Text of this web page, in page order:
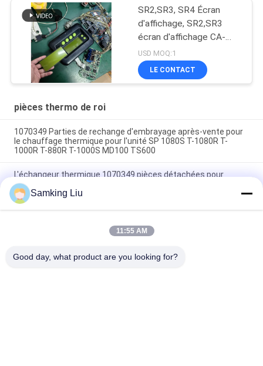
SR2,SR3, SR4 Écran
d'affichage, SR2,SR3
écran d'affichage CA-
8452372 Type
d'affichage vert Écran
LCD pour THERMO KING
USD MOQ:1
LE CONTACT
pièces thermo de roi
1070349 Parties de rechange d'embrayage après-vente pour
le chauffage thermique pour l'unité SP 1080S T-1080R T-
1000R T-880R T-1000S MD100 TS600
L'échangeur thermique 1070349 pièces détachées pour
réfrigérateurs Do For SP Unité T-1080S T-1080R T-1000R T-
880R T-1000S MD100 TS600
même couvercle, T-1000M/T-1000R/T-1080Pro utilisent le
même couvercle nous fournissons l'ensemble des unités de
Samking Liu
11:55 AM
Good day, what product are you looking for?